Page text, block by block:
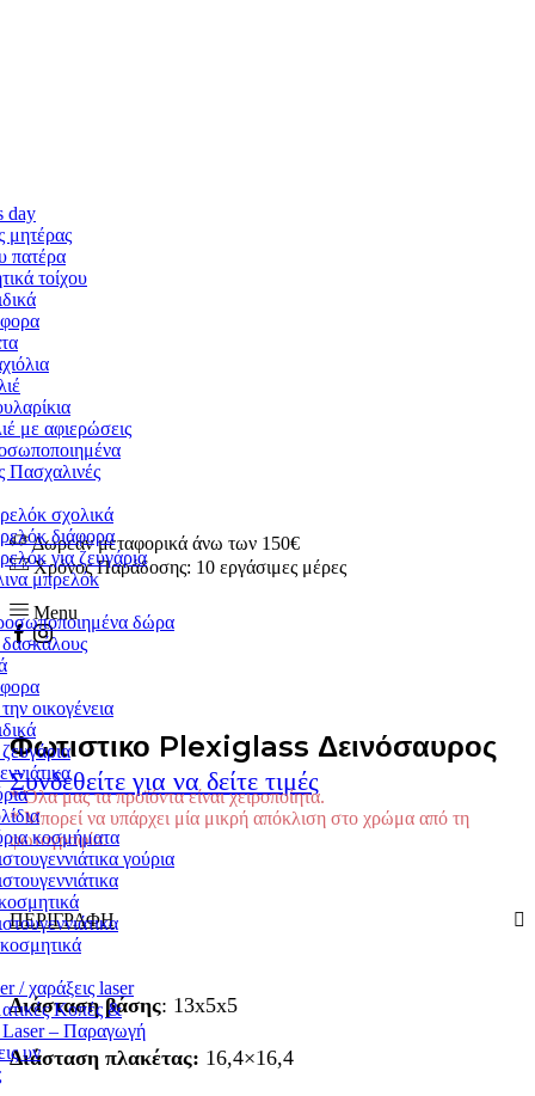
Δωρεάν μεταφορικά άνω των 150€
Χρόνος Παράδοσης: 10 εργάσιμες μέρες
Menu
day
μητέρας
πατέρα
τοίχου
με αφιερώσεις
Πασχαλινές
σχολικά
διάφορα
για ζευγάρια
μπρελόκ
δώρα
οικογένεια
κοσμήματα
γούρια
/ χαράξεις laser
Κοπές &
Laser – Παραγωγή
υν
Facebook
Youtube
Φωτιστικο Plexiglass Δεινόσαυρος
Συνδεθείτε για να δείτε τιμές
* Όλα μας τα προϊόντα είναι χειροποίητα.
* Μπορεί να υπάρχει μία μικρή απόκλιση στο χρώμα από τη
φωτογραφία.
ΠΕΡΙΓΡΑΦΉ
Διάσταση βάσης: 13x5x5
Διάσταση πλακέτας: 16,4×16,4